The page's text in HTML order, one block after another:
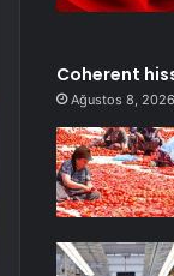
Coherent
Ağustos 8, 2026